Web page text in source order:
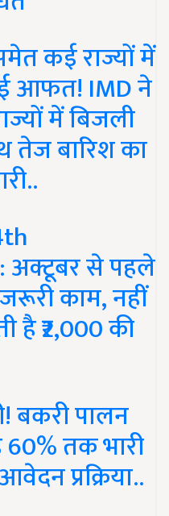
कई राज्यों में
आफत! IMD ने
में बिजली
बारिश का
अक्टूबर से पहले
काम, नहीं
₹2,000 की
बकरी पालन
60% तक भारी
प्रक्रिया..